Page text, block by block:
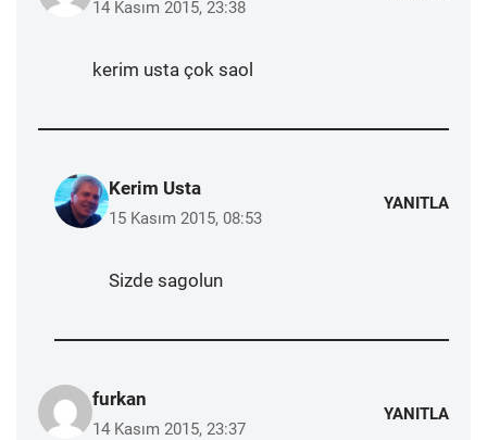
14 Kasım 2015, 23:38
kerim usta çok saol
Kerim Usta
15 Kasım 2015, 08:53
YANITLA
Sizde sagolun
furkan
14 Kasım 2015, 23:37
YANITLA